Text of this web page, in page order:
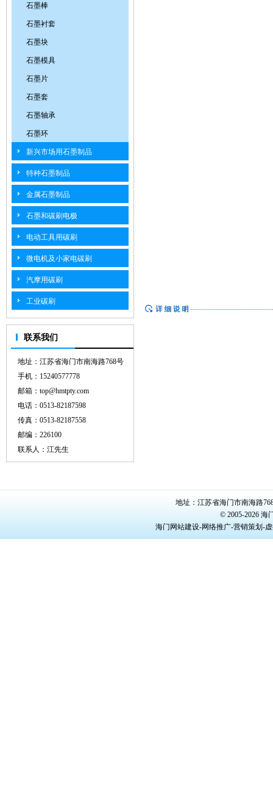
石墨棒
石墨衬套
石墨块
石墨模具
石墨片
石墨套
石墨轴承
石墨环
新兴市场用石墨制品
特种石墨制品
金属石墨制品
石墨和碳刷电极
电动工具用碳刷
微电机及小家电碳刷
汽摩用碳刷
工业碳刷
联系我们
地址：江苏省海门市南海路768号
手机：15240577778
邮箱：top@hmtpty.com
电话：0513-82187598
传真：0513-82187558
邮编：226100
联系人：江先生
地址：江苏省海门市南海路
© 2005-2026
海门网站建设-网络推广-营销策划-